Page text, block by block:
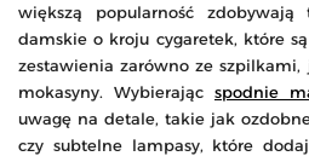
większą popularność
damskie o kroju cygaretek, które
zestawienia zarówno ze
mokasyny. Wybierając spodnie
uwagę na detale, takie jak
czy subtelne lampasy, które